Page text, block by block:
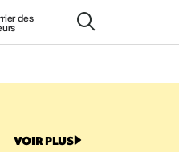
des
VOIR PLUS